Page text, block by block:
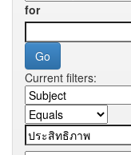
for
Current filters: